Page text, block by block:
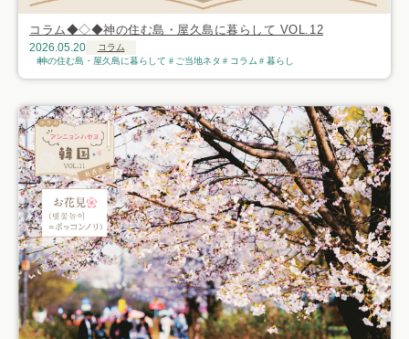
コラム◆◇◆神の住む島・屋久島に暮らして VOL.12
2026.05.20
コラム
神の住む島・屋久島に暮らして
ご当地ネタ コラム 暮らし